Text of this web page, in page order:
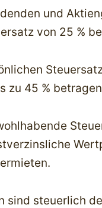
und
von 25 %
zu 45 %
sind steuerlich